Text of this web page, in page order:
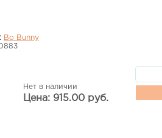
Bo Bunny
Нет в наличии
Цена: 915.00 руб.